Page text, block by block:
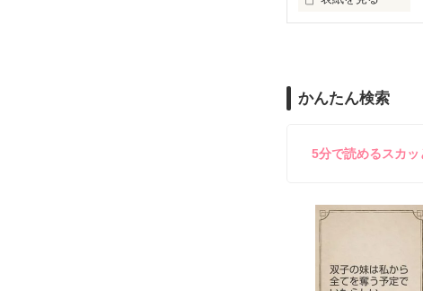
その甘い誘惑に、
心臓が壊れちゃい
H22.12.12番外編公
H23.1.29編集完了
優しくて、かっ
おまえ誰だよ!!?
突然妹の送り迎え
苦手な方、嫌いな
※中に性的表現を
俺はお前の為に、
見たくなかっただ
「ありがとう」は、
かんたん検索
5分で読めるスカッ